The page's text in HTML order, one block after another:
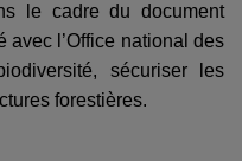
le cadre du document
avec l’Office national des
sécuriser les
forestières.